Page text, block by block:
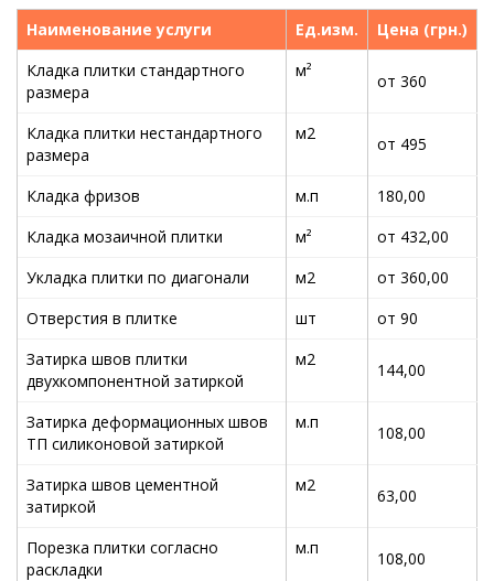
Наименование услуги Ед.изм.
Цена (грн.)
Кладка плитки стандартного
размера
м²
от 360
Кладка плитки нестандартного
размера
м2
от 495
Кладка фризов м.п
180,00
Кладка мозаичной плитки
м²
от 432,00
Укладка плитки по диагонали
м2
от 360,00
Отверстия в плитке
шт
от 90
Затирка швов плитки
двухкомпонентной затиркой
м2
144,00
Затирка деформационных швов
ТП силиконовой затиркой
м.п
108,00
Затирка швов цементной
затиркой
м2
63,00
Порезка плитки согласно
раскладки
м.п
108,00